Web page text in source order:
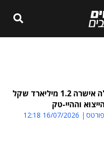
הממשלה אישרה 1.2 מיליארד שקל
וההיי-טק
16/07/2026 12:18